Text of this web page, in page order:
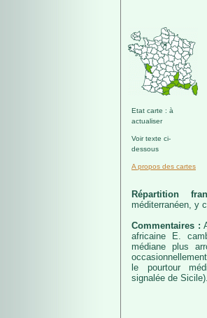
Etat carte : à
actualiser
Voir texte ci-
dessous
A propos des cartes
Répartition
méditerranéen, y
Commentaires :
africaine E.
médiane plus
le pourtour
signalée de Sicile).